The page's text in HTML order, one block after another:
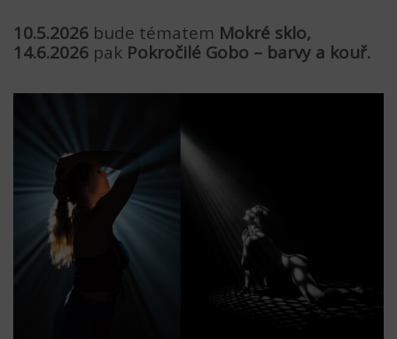
10.5.2026 bude tématem Mokré sklo,
14.6.2026 pak Pokročilé Gobo – barvy a kouř.